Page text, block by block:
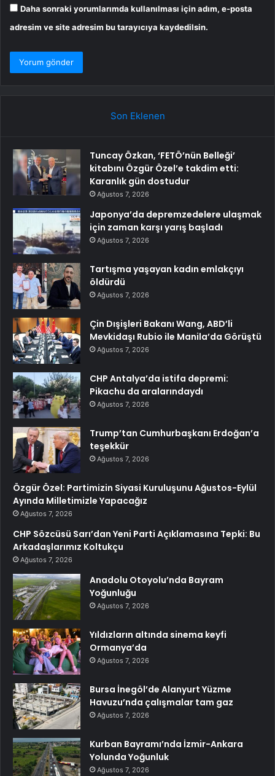
Daha sonraki yorumlarımda kullanılması için adım, e-posta
adresim ve site adresim bu tarayıcıya kaydedilsin.
Son Eklenen
Tuncay Özkan, ‘FETÖ’nün Belleği’
kitabını Özgür Özel’e takdim etti:
Karanlık gün dostudur
Ağustos 7, 2026
Japonya’da depremzedelere ulaşmak
için zaman karşı yarış başladı
Ağustos 7, 2026
Tartışma yaşayan kadın emlakçıyı
öldürdü
Ağustos 7, 2026
Çin Dışişleri Bakanı Wang, ABD’li
Mevkidaşı Rubio ile Manila’da Görüştü
Ağustos 7, 2026
CHP Antalya’da istifa depremi:
Pikachu da aralarındaydı
Ağustos 7, 2026
Trump’tan Cumhurbaşkanı Erdoğan’a
teşekkür
Ağustos 7, 2026
Özgür Özel: Partimizin Siyasi Kuruluşunu Ağustos-Eylül
Ayında Milletimizle Yapacağız
Ağustos 7, 2026
CHP Sözcüsü Sarı’dan Yeni Parti Açıklamasına Tepki: Bu
Arkadaşlarımız Koltukçu
Ağustos 7, 2026
Anadolu Otoyolu’nda Bayram
Yoğunluğu
Ağustos 7, 2026
Yıldızların altında sinema keyfi
Ormanya’da
Ağustos 7, 2026
Bursa İnegöl’de Alanyurt Yüzme
Havuzu’nda çalışmalar tam gaz
Ağustos 7, 2026
Kurban Bayramı’nda İzmir-Ankara
Yolunda Yoğunluk
Ağustos 7, 2026